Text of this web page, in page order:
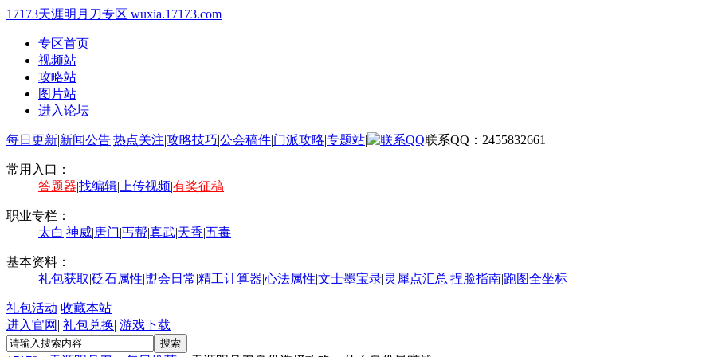
17173天涯明月刀专区 wuxia.17173.com
专区首页
视频站
攻略站
图片站
进入论坛
每日更新|新闻公告|热点关注|攻略技巧|公会稿件|门派攻略|专题站| 联系QQ：2455832661
常用入口：
答题器|找编辑| 上传视频|有奖征稿
职业专栏：
太白|神威|唐门|丐帮|真武|天香|五毒
基本资料：
礼包获取|砭石属性|盟会日常|精工计算器|心法属性|文士墨宝录|灵犀点汇总|捏脸指南|跑图全坐标
礼包活动 收藏本站
进入官网 | 礼包兑换| 游戏下载